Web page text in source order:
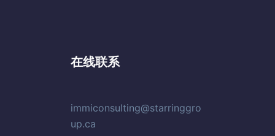
在线联系
immiconsulting@starringgro
up.ca